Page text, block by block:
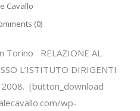
Cavallo
(0)
Torino RELAZIONE AL
L’ISTITUTO DIRIGENTI
2008. [button_download
wp-